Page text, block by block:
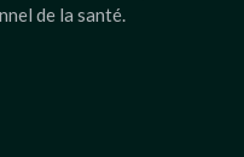
de la santé.